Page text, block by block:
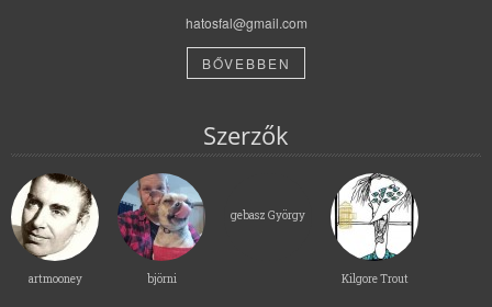
hatosfal@gmail.com
BŐVEBBEN
Szerzők
artmooney björni
gebasz György
Kilgore Trout